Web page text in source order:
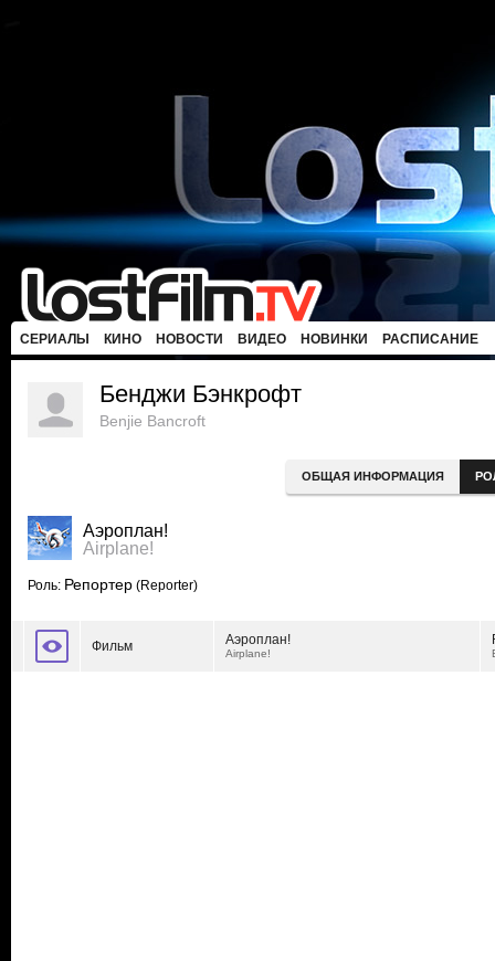
СЕРИАЛЫ КИНО НОВОСТИ ВИДЕО НОВИНКИ РАСПИСАНИЕ
Бенджи Бэнкрофт
Benjie Bancroft
ОБЩАЯ ИНФОРМАЦИЯ
Аэроплан!
Airplane!
Роль: Репортер (Reporter)
Фильм Аэроплан!
Airplane!